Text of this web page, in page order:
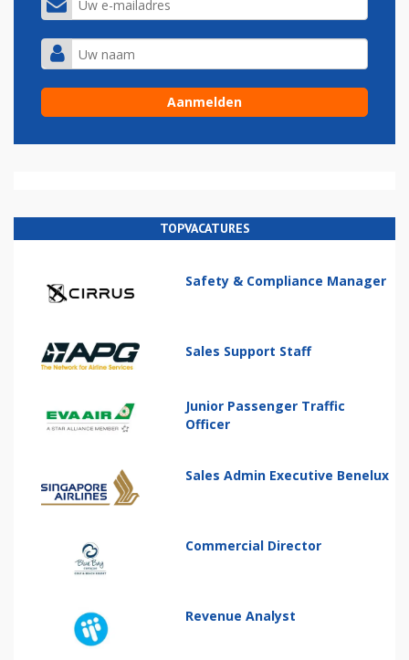
TOPVACATURES
Safety & Compliance Manager
Sales Support Staff
Junior Passenger Traffic
Officer
Sales Admin Executive Benelux
Commercial Director
Revenue Analyst